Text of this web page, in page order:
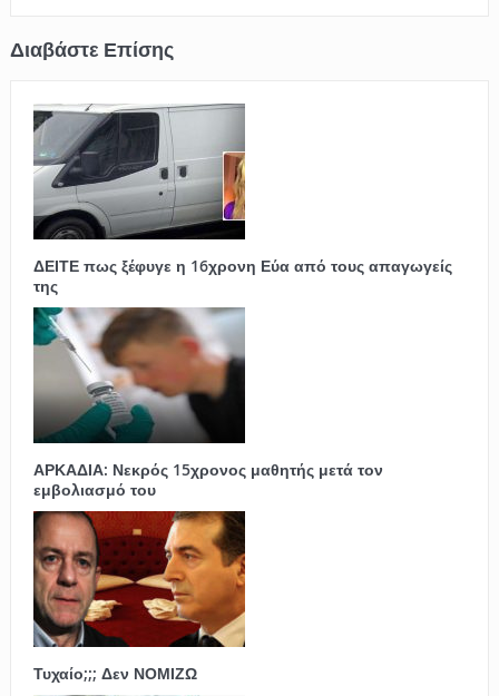
ΔΕΙΤΕ πως ξέφυγε η 16χρονη Εύα από τους απαγωγείς
της
ΑΡΚΑΔΙΑ: Νεκρός 15χρονος μαθητής μετά τον
εμβολιασμό του
Τυχαίο;;; Δεν ΝΟΜΙΖΩ